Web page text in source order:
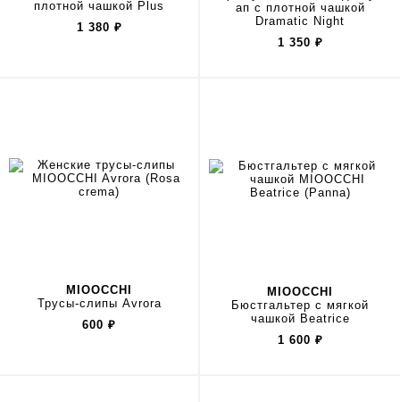
плотной чашкой Plus
1 380 ₽
ап с плотной чашкой
Dramatic Night
1 350 ₽
MIOOCCHI
Трусы-слипы Avrora
600 ₽
MIOOCCHI
Бюстгальтер с мягкой
чашкой Beatrice
1 600 ₽